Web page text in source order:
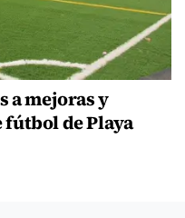
a mejoras y
fútbol de Playa